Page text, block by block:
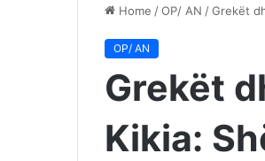
Home /OP/ AN /Grekët
OP/ AN
Grekët
Kikia: